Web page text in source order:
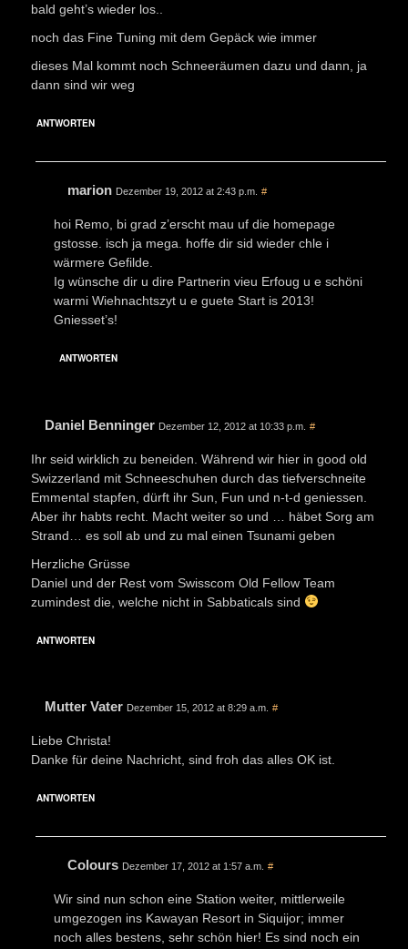
bald geht’s wieder los..
noch das Fine Tuning mit dem Gepäck wie immer
dieses Mal kommt noch Schneeräumen dazu und dann, ja
dann sind wir weg
ANTWORTEN
marion Dezember 19, 2012 at 2:43 p.m. #
hoi Remo, bi grad z’erscht mau uf die homepage
gstosse. isch ja mega. hoffe dir sid wieder chle i
wärmere Gefilde.
Ig wünsche dir u dire Partnerin vieu Erfoug u e schöni
warmi Wiehnachtszyt u e guete Start is 2013!
Gniesset’s!
ANTWORTEN
Daniel Benninger Dezember 12, 2012 at 10:33 p.m. #
Ihr seid wirklich zu beneiden. Während wir hier in good old
Swizzerland mit Schneeschuhen durch das tiefverschneite
Emmental stapfen, dürft ihr Sun, Fun und n-t-d geniessen.
Aber ihr habts recht. Macht weiter so und … häbet Sorg am
Strand… es soll ab und zu mal einen Tsunami geben
Herzliche Grüsse
Daniel und der Rest vom Swisscom Old Fellow Team
zumindest die, welche nicht in Sabbaticals sind
ANTWORTEN
Mutter Vater Dezember 15, 2012 at 8:29 a.m. #
Liebe Christa!
Danke für deine Nachricht, sind froh das alles OK ist.
ANTWORTEN
Colours Dezember 17, 2012 at 1:57 a.m. #
Wir sind nun schon eine Station weiter, mittlerweile
umgezogen ins Kawayan Resort in Siquijor; immer
noch alles bestens, sehr schön hier! Es sind noch ein